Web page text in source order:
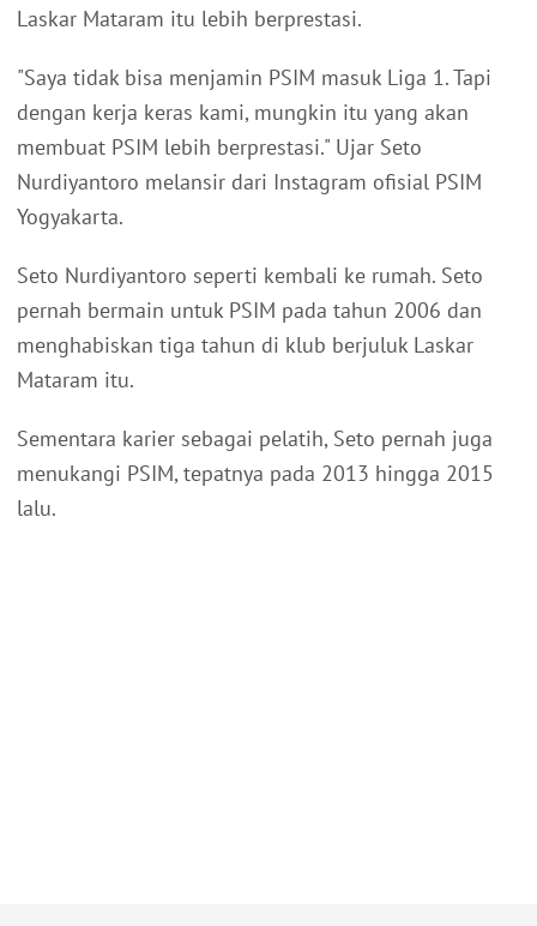
Laskar Mataram itu lebih berprestasi.
"Saya tidak bisa menjamin PSIM masuk Liga 1. Tapi
dengan kerja keras kami, mungkin itu yang akan
membuat PSIM lebih berprestasi." Ujar Seto
Nurdiyantoro melansir dari Instagram ofisial PSIM
Yogyakarta.
Seto Nurdiyantoro seperti kembali ke rumah. Seto
pernah bermain untuk PSIM pada tahun 2006 dan
menghabiskan tiga tahun di klub berjuluk Laskar
Mataram itu.
Sementara karier sebagai pelatih, Seto pernah juga
menukangi PSIM, tepatnya pada 2013 hingga 2015
lalu.